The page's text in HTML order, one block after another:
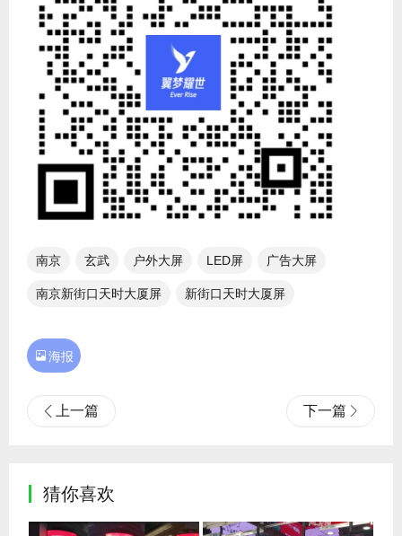
南京 玄武 户外大屏 LED屏 广告大屏
南京新街口天时大厦屏 新街口天时大厦屏
海报
上一篇 下一篇
猜你喜欢